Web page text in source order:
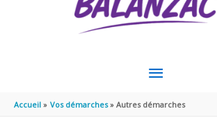
MENU
PRINCIPAL
Accueil Vos démarches Autres démarches